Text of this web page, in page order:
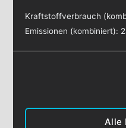
Kraftstoffverbrauch
Emissionen (kombiniert):
Alle